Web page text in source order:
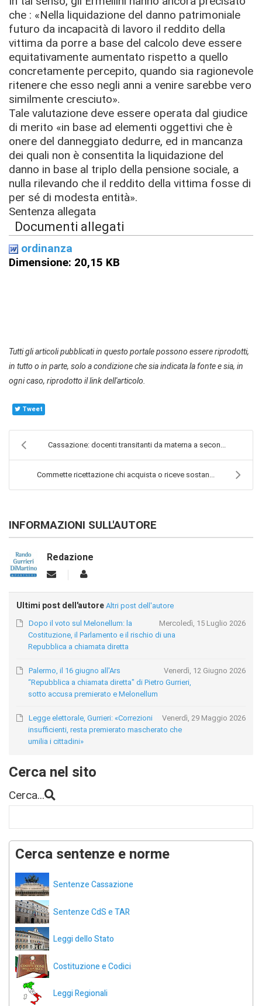
che : «Nella liquidazione del danno patrimoniale
futuro da incapacità di lavoro il reddito della
vittima da porre a base del calcolo deve essere
equitativamente aumentato rispetto a quello
concretamente percepito, quando sia ragionevole
ritenere che esso negli anni a venire sarebbe vero
similmente cresciuto».
Tale valutazione deve essere operata dal giudice
di merito «in base ad elementi oggettivi che è
onere del danneggiato dedurre, ed in mancanza
dei quali non è consentita la liquidazione del
danno in base al triplo della pensione sociale, a
nulla rilevando che il reddito della vittima fosse di
per sé di modesta entità».
Sentenza allegata
Documenti allegati
ordinanza
Dimensione: 20,15 KB
Tutti gli articoli pubblicati in questo portale possono essere riprodotti,
in tutto o in parte, solo a condizione che sia indicata la fonte e sia, in
ogni caso, riprodotto il link dell'articolo.
Tweet
Cassazione: docenti transitanti da materna a secon...
Commette ricettazione chi acquista o riceve sostan...
INFORMAZIONI SULL'AUTORE
Redazione
Ultimi post dell'autore Altri post dell'autore
Mercoledì, 15 Luglio 2026
Dopo il voto sul Melonellum: la
Costituzione, il Parlamento e il rischio di una
Repubblica a chiamata diretta
Venerdì, 12 Giugno 2026
Palermo, il 16 giugno all'Ars
“Repubblica a chiamata diretta" di Pietro Gurrieri,
sotto accusa premierato e Melonellum
Venerdì, 29 Maggio 2026
Legge elettorale, Gurrieri: «Correzioni
insufficienti, resta premierato mascherato che
umilia i cittadini»
Cerca nel sito
Cerca...
Cerca sentenze e norme
Sentenze Cassazione
Sentenze CdS e TAR
Leggi dello Stato
Costituzione e Codici
Leggi Regionali